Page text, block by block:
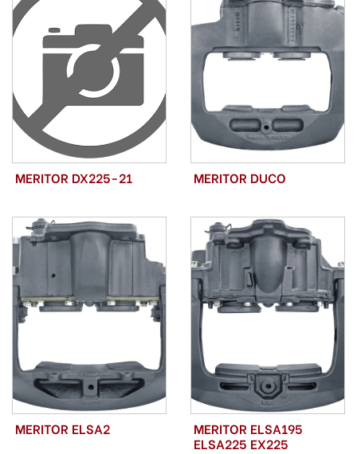
MERITOR DX225-21 MERITOR DUCO
MERITOR ELSA2
MERITOR ELSA195
ELSA225 EX225